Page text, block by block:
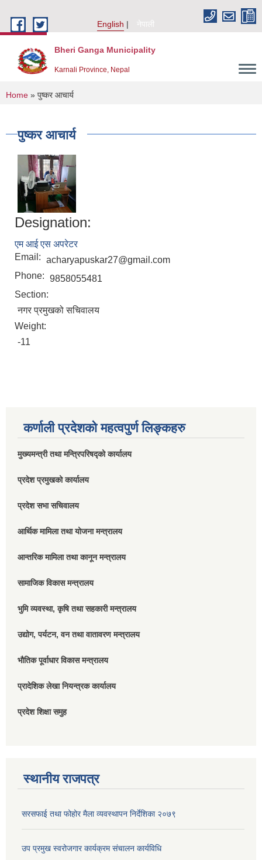
English
नेपाली
Bheri Ganga Municipality
Karnali Province, Nepal
You are here
Home » पुष्कर आचार्य
पुष्कर आचार्य
Designation:
एम आई एस अपरेटर
Email: acharyapuskar27@gmail.com
Phone: 9858055481
Section:
नगर प्रमुखको सचिवालय
Weight:
-11
कर्णाली प्रदेशको महत्वपुर्ण लिङ्कहरु
मुख्यमन्त्री तथा मन्त्रिपरिषद्को कार्यालय
प्रदेश प्रमुखको कार्यालय
प्रदेश सभा सचिवालय
आर्थिक मामिला तथा योजना मन्त्रालय
आन्तरिक मामिला तथा कानून मन्त्रालय
सामाजिक विकास मन्त्रालय
भुमि व्यवस्था, कृषि तथा सहकारी मन्त्रालय
उद्योग, पर्यटन, वन तथा वातावरण मन्त्रालय
भौतिक पूर्वाधार विकास मन्त्रालय
प्रादेशिक लेखा नियन्त्रक कार्यालय
प्रदेश शिक्षा समुह
स्थानीय राजपत्र
सरसफाई तथा फोहोर मैला व्यवस्थापन निर्देशिका २०७९
उप प्रमुख स्वरोजगार कार्यक्रम संचालन कार्यविधि